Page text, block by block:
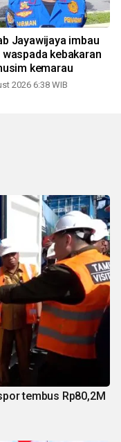
Jayawijaya imbau
kebakaran
kemarau
2026 6:38 WIB
tembus Rp80,2M